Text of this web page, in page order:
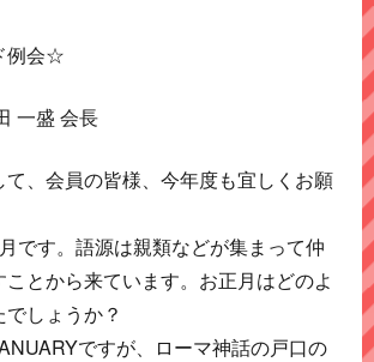
例会☆
一盛 会長
て、会員の皆様、今年度も宜しくお願
です。語源は親類などが集まって仲
とから来ています。お正月はどのよ
しょうか？
ですが、ローマ神話の戸口の